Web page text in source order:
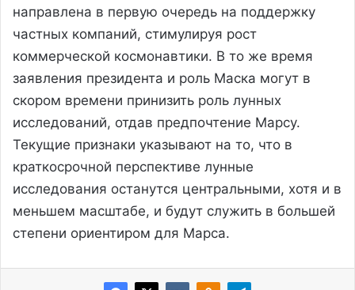
направлена в первую очередь на поддержку
частных компаний, стимулируя рост
коммерческой космонавтики. В то же время
заявления президента и роль Маска могут в
скором времени принизить роль лунных
исследований, отдав предпочтение Марсу.
Текущие признаки указывают на то, что в
краткосрочной перспективе лунные
исследования останутся центральными, хотя и в
меньшем масштабе, и будут служить в большей
степени ориентиром для Марса.